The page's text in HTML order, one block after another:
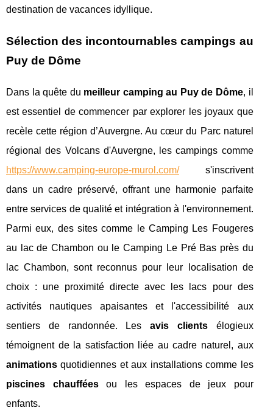
destination de vacances idyllique.
Sélection des incontournables campings au
Puy de Dôme
Dans la quête du meilleur camping au Puy de Dôme, il
est essentiel de commencer par explorer les joyaux que
recèle cette région d’Auvergne. Au cœur du Parc naturel
régional des Volcans d'Auvergne, les campings comme
https://www.camping-europe-murol.com/s'inscrivent
dans un cadre préservé, offrant une harmonie parfaite
entre services de qualité et intégration à l'environnement.
Parmi eux, des sites comme le Camping Les Fougeres
au lac de Chambon ou le Camping Le Pré Bas près du
lac Chambon, sont reconnus pour leur localisation de
choix : une proximité directe avec les lacs pour des
activités nautiques apaisantes et l'accessibilité aux
sentiers de randonnée. Lesavis clientsélogieux
témoignent de la satisfaction liée au cadre naturel, aux
animations quotidiennes et aux installations comme les
piscines chaufféesou les espaces de jeux pour
enfants.